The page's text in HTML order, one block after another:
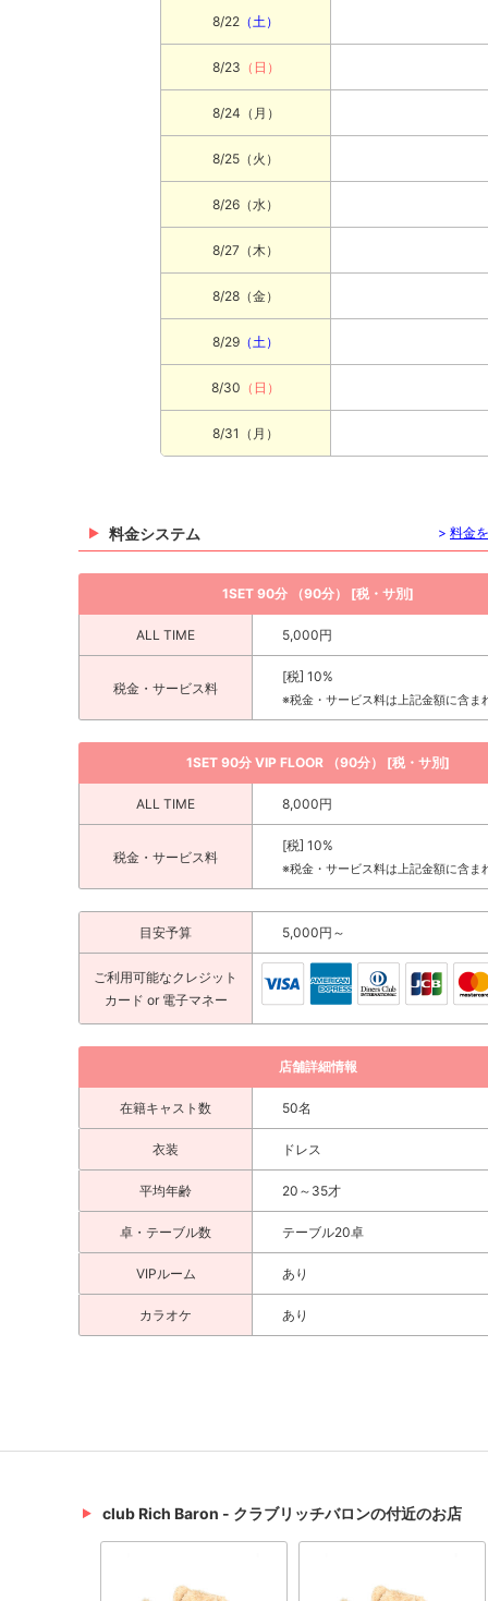
8/22 （土）
8/23 （日）
8/24 （月）
8/25 （火）
8/26 （水）
8/27 （木）
8/28 （金）
8/29 （土）
8/30 （日）
8/31 （月）
料金システム > 料金
1SET 90分 （90分） [税・サ別]
ALL TIME 5,000円
税金・サービス料
[税] 10%
※税金・サービス料は上記金額に含ま
1SET 90分 VIP FLOOR （90分） [税・サ別]
ALL TIME 8,000円
税金・サービス料
[税] 10%
※税金・サービス料は上記金額に含ま
目安予算 5,000円～
ご利用可能なクレジット
カード or 電子マネー
店舗詳細情報
在籍キャスト数 50名
衣装 ドレス
平均年齢 20～35才
卓・テーブル数 テーブル20卓
VIPルーム あり
カラオケ あり
club Rich Baron - クラブリッチバロンの付近のお店